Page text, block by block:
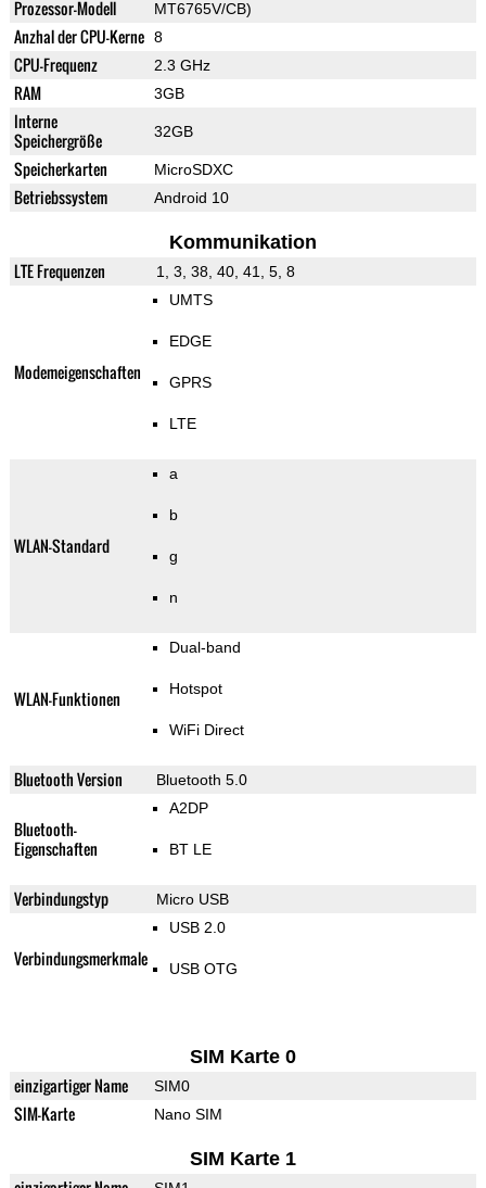
Prozessor-Modell MT6765V/CB)
Anzhal der CPU-Kerne 8
CPU-Frequenz 2.3 GHz
RAM 3GB
Interne
Speichergröße
32GB
Speicherkarten MicroSDXC
Betriebssystem Android 10
Kommunikation
LTE Frequenzen 1, 3, 38, 40, 41, 5, 8
Modemeigenschaften
UMTS
EDGE
GPRS
LTE
WLAN-Standard
a
b
g
n
WLAN-Funktionen
Dual-band
Hotspot
WiFi Direct
Bluetooth Version Bluetooth 5.0
Bluetooth-
Eigenschaften
A2DP
BT LE
Verbindungstyp Micro USB
Verbindungsmerkmale
USB 2.0
USB OTG
SIM Karte 0
einzigartiger Name SIM0
SIM-Karte Nano SIM
SIM Karte 1